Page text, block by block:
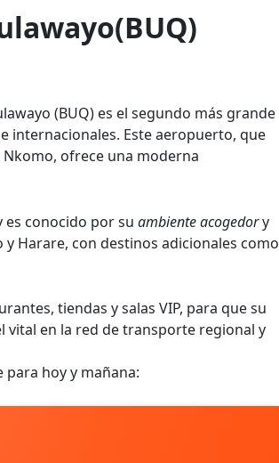
(BUQ) es el segundo más grande
internacionales. Este aeropuerto, que
ofrece una moderna
es conocido por su ambiente acogedory
Harare, con destinos adicionales como
tiendas y salas VIP, para que su
vital en la red de transporte regional y
para hoy y mañana: